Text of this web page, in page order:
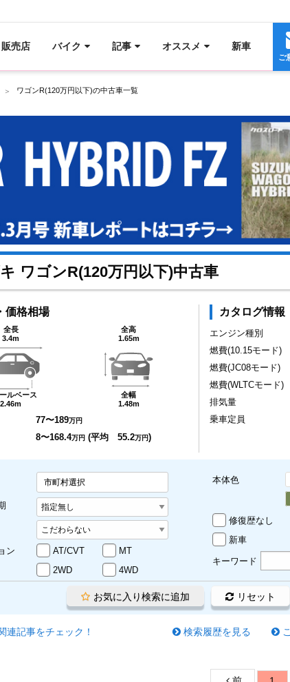
販売店 バイク 記事 オススメ 新車
ご
ワゴンR(120万円以下)の中古車一覧
ワゴンR(120万円以下)中古車
価格相場
全長
3.4m
ルベース
2.46m
全高
1.65m
全幅
1.48m
77〜189万円
8〜168.4万円 (平均 55.2万円)
カタログ情報
エンジン種別
燃費(10.15モード)
燃費(JC08モード)
燃費(WLTCモード)
排気量
乗車定員
市町村選択
ン AT/CVT
MT
2WD 4WD
本体色
修復歴なし
新車
キーワード
リセット
お気に入り検索に追加
検索履歴を見る
連記事をチェック！